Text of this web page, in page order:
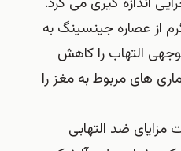
100 میلی گرم از عصاره جینسینگ به
التهاب را کاهش
های مربوط به مغز را
مزایای ضد التهابی